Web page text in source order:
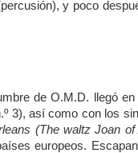
y poco
de O.M.D. llegó
3), así como con los
(The waltz Joan of
europeos.